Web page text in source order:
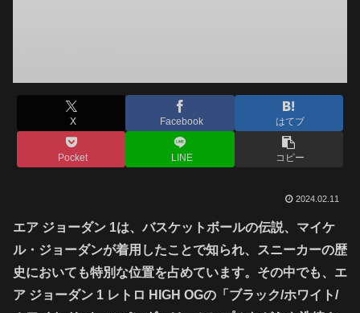
X Facebook はてブ
Pocket LINE コピー
2024.02.11
エア ジョーダン 1は、バスケットボールの伝説、マイケ
ル・ジョーダンが着用したことで知られ、スニーカーの歴
史においても特別な位置を占めています。その中でも、エ
ア ジョーダン 1 レトロ HIGH OGの「ブラック/ホワイト/